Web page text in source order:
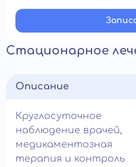
Стационарное
Описание
Круглосуточное
наблюдение врачей,
медикаментозная
терапия и контроль